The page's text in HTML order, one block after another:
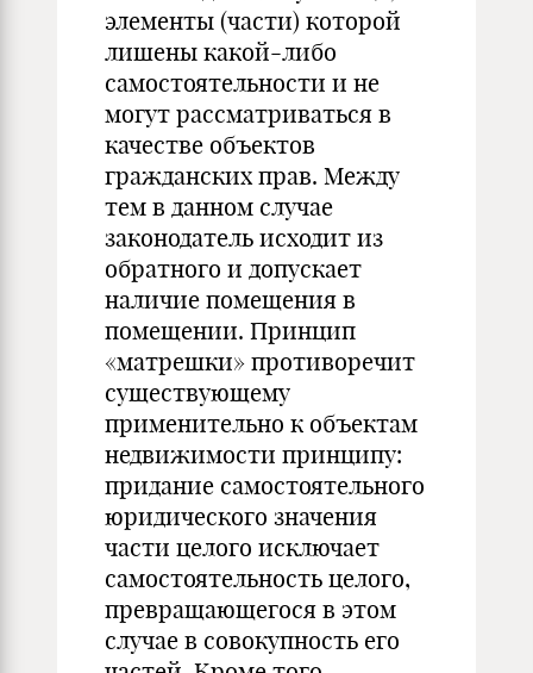
элементы (части) которой
лишены какой-либо
самостоятельности и не
могут рассматриваться в
качестве объектов
гражданских прав. Между
тем в данном случае
законодатель исходит из
обратного и допускает
наличие помещения в
помещении. Принцип
«матрешки» противоречит
существующему
применительно к объектам
недвижимости принципу:
придание самостоятельного
юридического значения
части целого исключает
самостоятельность целого,
превращающегося в этом
случае в совокупность его